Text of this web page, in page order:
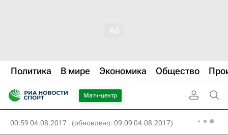
Политика В мире Экономика Общество
Матч-центр
00:59 04.08.2017 (обновлено: 09:09 04.08.2017)